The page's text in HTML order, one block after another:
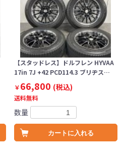
【スタッドレス】ドルフレン HYVAA
17in 7J +42 PCD114.3 ブリヂス…
￥66,800 (税込)
送料無料
数量
カートに入れる